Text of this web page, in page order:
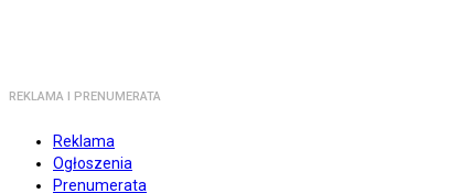
REKLAMA I PRENUMERATA
Reklama
Ogłoszenia
Prenumerata